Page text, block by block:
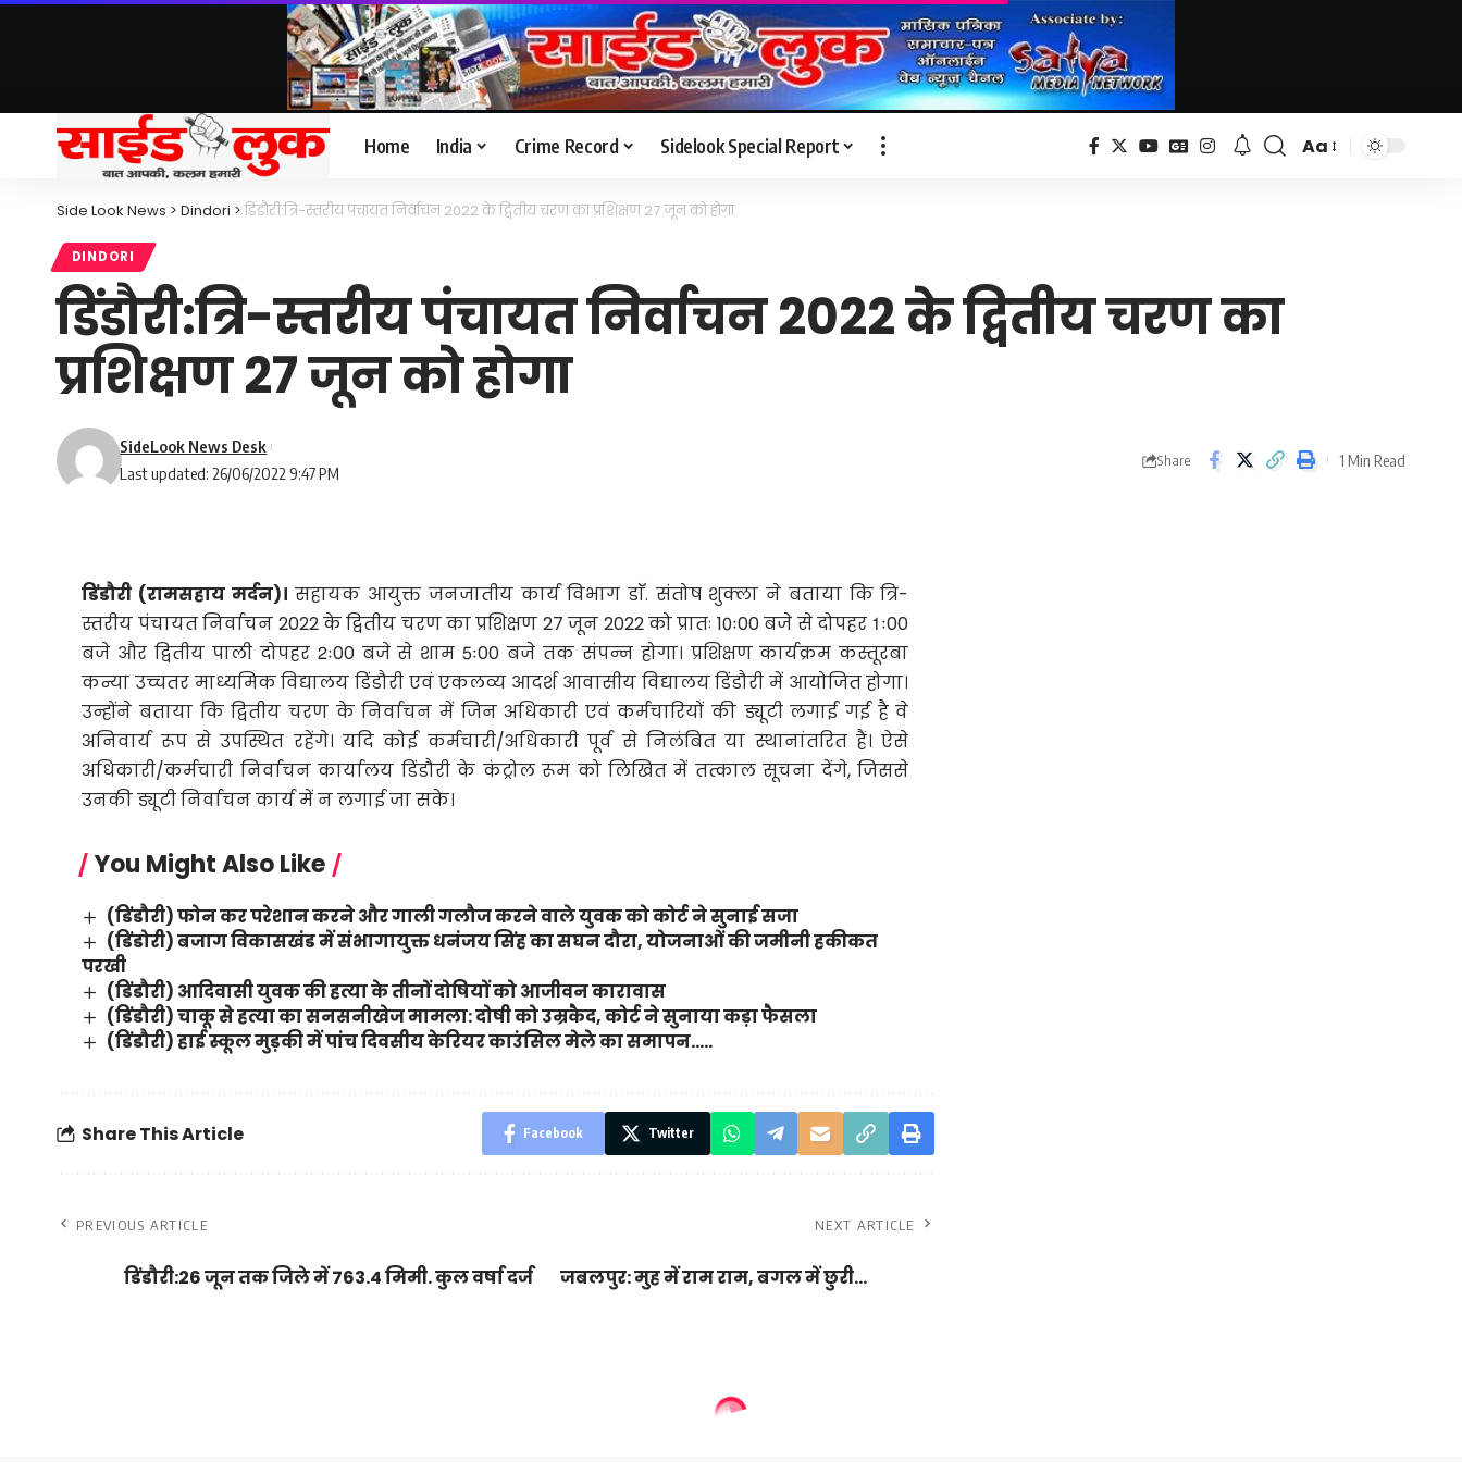
Home India Crime Record Sidelook Special Report
Font
Aa
Side Look News > Dindori >डिंडौरी:त्रि-स्तरीय पंचायत निर्वाचन 2022 के द्वितीय चरण का प्रशिक्षण 27 जून को होगा
DINDORI
डिंडौरी:त्रि-स्तरीय पंचायत निर्वाचन 2022 के द्वितीय चरण का
प्रशिक्षण 27 जून को होगा
Last updated: 26/06/2022 9:47 PM
SideLook News Desk
Share 1 Min Read
डिंडौरी (रामसहाय मर्दन)। सहायक आयुक्त जनजातीय कार्य विभाग डाॅ. संतोष शुक्ला ने बताया कि त्रि-
स्तरीय पंचायत निर्वाचन 2022 के द्वितीय चरण का प्रशिक्षण 27 जून 2022 को प्रातः 10ः00 बजे से दोपहर 1ः00
बजे और द्वितीय पाली दोपहर 2ः00 बजे से शाम 5ः00 बजे तक संपन्न होगा। प्रशिक्षण कार्यक्रम कस्तूरबा
कन्या उच्चतर माध्यमिक विद्यालय डिंडौरी एवं एकलव्य आदर्श आवासीय विद्यालय डिंडौरी में आयोजित होगा।
उन्होंने बताया कि द्वितीय चरण के निर्वाचन में जिन अधिकारी एवं कर्मचारियों की ड्यूटी लगाई गई है वे
अनिवार्य रूप से उपस्थित रहेंगे। यदि कोई कर्मचारी/अधिकारी पूर्व से निलंबित या स्थानांतरित हैं। ऐसे
अधिकारी/कर्मचारी निर्वाचन कार्यालय डिंडौरी के कंट्रोल रूम को लिखित में तत्काल सूचना देंगे, जिससे
उनकी ड्यूटी निर्वाचन कार्य में न लगाई जा सके।
You Might Also Like
(डिंडौरी) फोन कर परेशान करने और गाली गलौज करने वाले युवक को कोर्ट ने सुनाई सजा
(डिंडोरी) बजाग विकासखंड में संभागायुक्त धनंजय सिंह का सघन दौरा, योजनाओं की जमीनी हकीकत
परखी
(डिंडौरी) आदिवासी युवक की हत्या के तीनों दोषियों को आजीवन कारावास
(डिंडौरी) चाकू से हत्या का सनसनीखेज मामला: दोषी को उम्रकैद, कोर्ट ने सुनाया कड़ा फैसला
(डिंडौरी) हाई स्कूल मुड़की में पांच दिवसीय केरियर काउंसिल मेले का समापन…..
Share This Article Facebook Twitter
PREVIOUS ARTICLE
डिंडौरी:26 जून तक जिले में 763.4 मिमी. कुल वर्षा दर्ज
NEXT ARTICLE
जबलपुर: मुह में राम राम, बगल में छुरी…